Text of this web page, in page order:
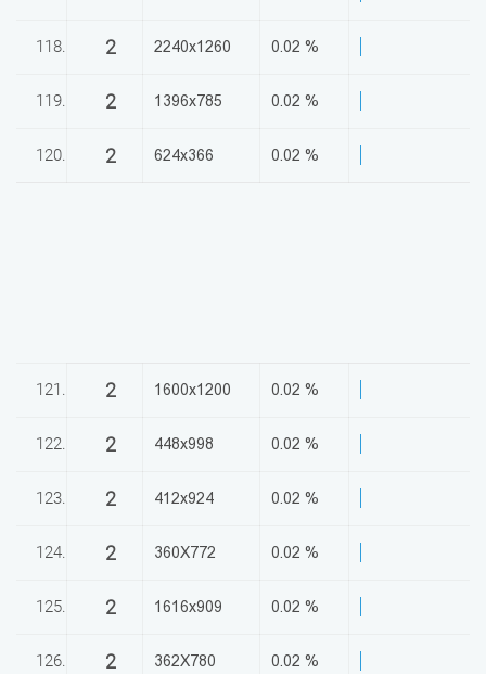
118. 2 2240x1260 0.02 %
119. 2 1396x785 0.02 %
120. 2 624x366 0.02 %
121. 2 1600x1200 0.02 %
122. 2 448x998 0.02 %
123. 2 412x924 0.02 %
124. 2 360X772 0.02 %
125. 2 1616x909 0.02 %
126. 2 362X780 0.02 %